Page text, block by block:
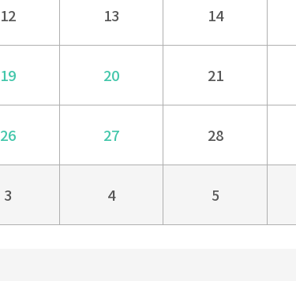
12 13 14
19 20 21
26 27 28
3 4 5